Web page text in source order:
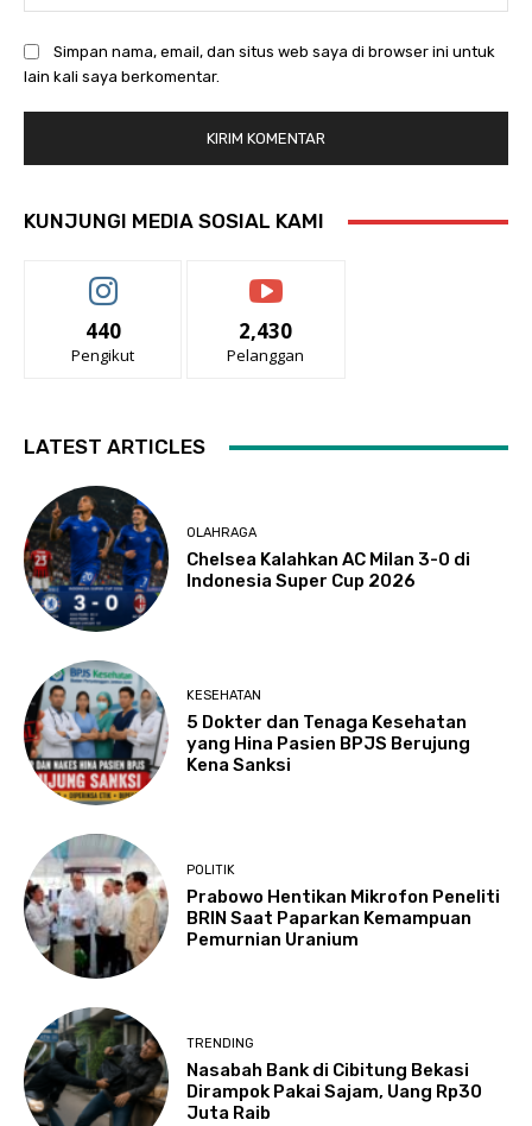
Simpan nama, email, dan situs web saya di browser ini untuk
lain kali saya berkomentar.
KUNJUNGI MEDIA SOSIAL KAMI
440
Pengikut
2,430
Pelanggan
LATEST ARTICLES
OLAHRAGA
Chelsea Kalahkan AC Milan 3-0 di
Indonesia Super Cup 2026
KESEHATAN
5 Dokter dan Tenaga Kesehatan
yang Hina Pasien BPJS Berujung
Kena Sanksi
POLITIK
Prabowo Hentikan Mikrofon Peneliti
BRIN Saat Paparkan Kemampuan
Pemurnian Uranium
TRENDING
Nasabah Bank di Cibitung Bekasi
Dirampok Pakai Sajam, Uang Rp30
Juta Raib